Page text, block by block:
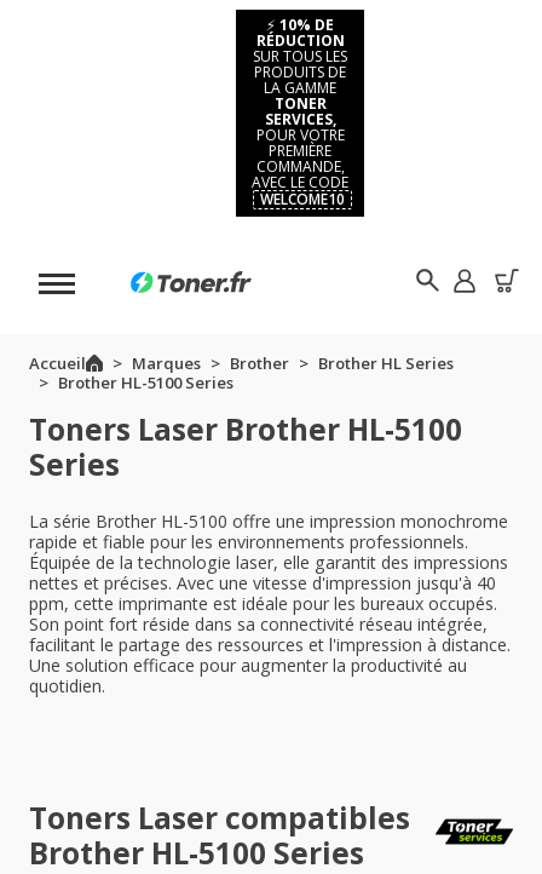
⚡ 10% DE
RÉDUCTION
SUR TOUS LES
PRODUITS DE
LA GAMME
TONER
SERVICES,
POUR VOTRE
PREMIÈRE
COMMANDE,
AVEC LE CODE
WELCOME10
Accueil Marques Brother
Brother HL Series
Brother HL-5100 Series
Toners Laser Brother HL-5100
Series
La série Brother HL-5100 offre une impression monochrome
rapide et fiable pour les environnements professionnels.
Équipée de la technologie laser, elle garantit des impressions
nettes et précises. Avec une vitesse d'impression jusqu'à 40
ppm, cette imprimante est idéale pour les bureaux occupés.
Son point fort réside dans sa connectivité réseau intégrée,
facilitant le partage des ressources et l'impression à distance.
Une solution efficace pour augmenter la productivité au
quotidien.
Toners Laser compatibles
Brother HL-5100 Series